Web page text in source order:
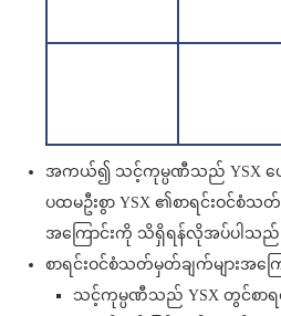
အကယ်၍ သင့်ကုမ္ပဏီသည် YSX ပေ
ပထမဦးစွာ YSX ၏စာရင်းဝင်စံသတ်
အကြောင်းကို သိရှိရန်လိုအပ်ပါသည်
စာရင်းဝင်စံသတ်မှတ်ချက်များအကြ
သင့်ကုမ္ပဏီသည် YSX တွင်စာရ